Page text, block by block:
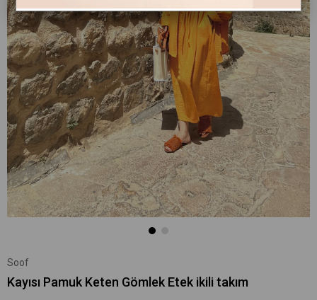
Soof
Kayısı Pamuk Keten Gömlek Etek ikili takım